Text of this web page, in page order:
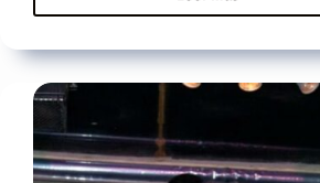
&
da
la
Petros
Imbros